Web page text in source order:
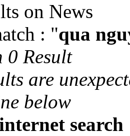
on News
: "qua
0 Result
are
below
search